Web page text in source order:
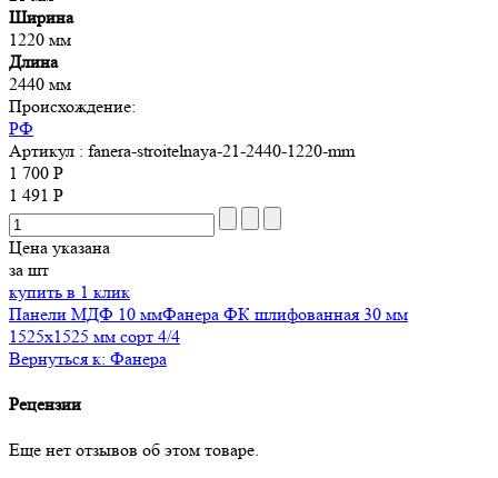
Ширина
1220 мм
Длина
2440 мм
Происхождение:
РФ
Артикул : fanera-stroitelnaya-21-2440-1220-mm
1 700 Р
1 491 Р
Цена указана
за шт
купить в 1 клик
Панели МДФ 10 ммФанера ФК шлифованная 30 мм
1525х1525 мм сорт 4/4
Вернуться к: Фанера
Рецензии
Еще нет отзывов об этом товаре.